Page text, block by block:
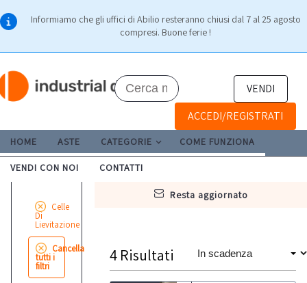
Informiamo che gli uffici di Abilio resteranno chiusi dal 7 al 25 agosto
compresi. Buone ferie !
VENDI
ACCEDI/REGISTRATI
HOME ASTE CATEGORIE COME FUNZIONA
VENDI CON NOI CONTATTI
resta aggiornato
Celle
Di
Lievitazione
Cancella
tutti i
filtri
4 Risultati